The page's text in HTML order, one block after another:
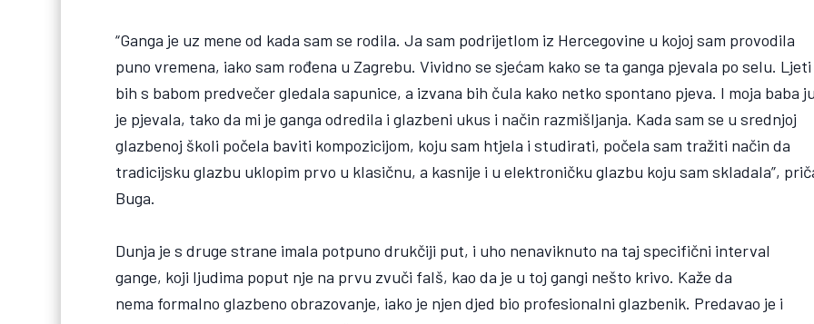
“Ganga je uz mene od kada sam se rodila. Ja sam podrijetlom iz Hercegovine u kojoj sam provodila
puno vremena, iako sam rođena u Zagrebu. Vividno se sjećam kako se ta ganga pjevala po selu. Ljeti
bih s babom predvečer gledala sapunice, a izvana bih čula kako netko spontano pjeva. I moja baba
je pjevala, tako da mi je ganga odredila i glazbeni ukus i način razmišljanja. Kada sam se u srednjoj
glazbenoj školi počela baviti kompozicijom, koju sam htjela i studirati, počela sam tražiti način da
tradicijsku glazbu uklopim prvo u klasičnu, a kasnije i u elektroničku glazbu koju sam skladala”,
Buga.
Dunja je s druge strane imala potpuno drukčiji put, i uho nenaviknuto na taj specifični interval
gange, koji ljudima poput nje na prvu zvuči falš, kao da je u toj gangi nešto krivo. Kaže da
nema formalno glazbeno obrazovanje, iako je njen djed bio profesionalni glazbenik. Predavao je i